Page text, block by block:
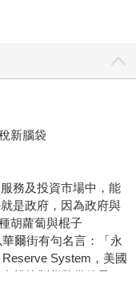
新腦袋
務及投資市場中，能
是政府，因為政府與
胡蘿蔔與棍子
爾街有句名言：「永
System，美國
權控制貨幣供給量，